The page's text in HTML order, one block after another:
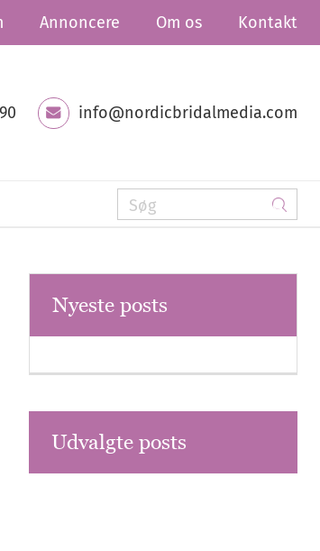
Annoncere Om os Kontakt
info@nordicbridalmedia.com
Nyeste posts
Udvalgte posts